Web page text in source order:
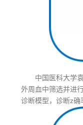
中国医科大学
外周血中筛选并进
诊断模型，诊断z确